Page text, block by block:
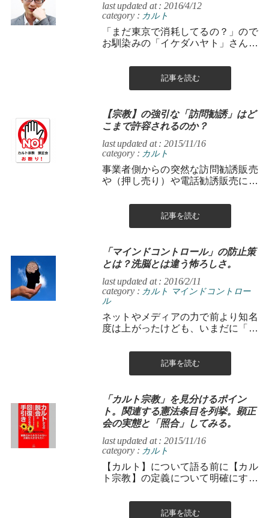
last updated at : 2016/4/12
category : カルト
「まだ東京で消耗してるの？」ので
お馴染みの「イケダハヤト」さんの
て閲覧していたら、 【カルト宗教を
記事を読む
【宗教】の強引な「訪問勧誘」はど
こまで許容されるのか？
last updated at : 2015/11/16
category : カルト
事業者側からの突然な訪問勧誘販売
や（押し売り）や電話勧誘販売に対
を示しているのにも関わらず、「再
記事を読む
「マインドコントロール」の防止策
とは？洗脳とは違う怖ろしさ。
last updated at : 2016/2/11
category : カルト
マインドコントロー
ル
ネットやメディアの力で前より知名
度は上がったけども、いまだに「顕
どと漠然としたフレーズが独り歩き
記事を読む
「カルト宗教」を見分けるポイン
ト。関連する憲法条目を列挙。顕正
会の実態と「照合」してみる。
last updated at : 2015/11/16
category : カルト
【カルト】について語る前に【カル
ト宗教】の定義について明確にする
と呼ぶ基準は、その集団の教義や
記事を読む